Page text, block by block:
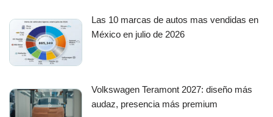
Las 10 marcas de autos mas vendidas en
México en julio de 2026
Volkswagen Teramont 2027: diseño más
audaz, presencia más premium